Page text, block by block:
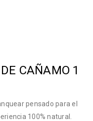
CAÑAMO 1
pensado para el
100% natural.